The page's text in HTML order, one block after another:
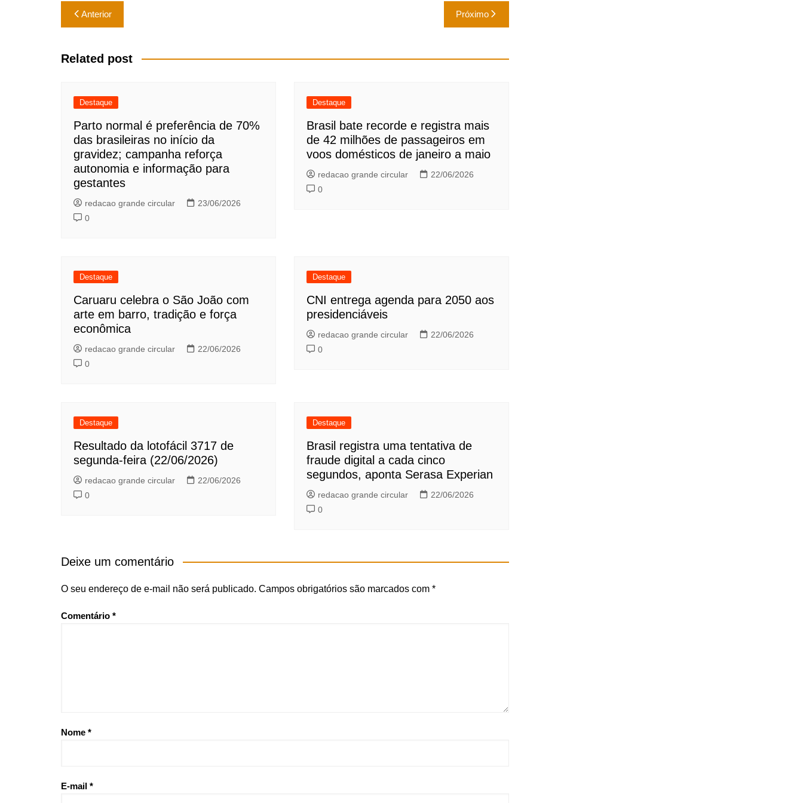
Navegação
de
Post
Anterior Próximo
Related post
Destaque
Parto normal é preferência de 70%
das brasileiras no início da
gravidez; campanha reforça
autonomia e informação para
gestantes
redacao grande circular
23/06/2026
0
Destaque
Brasil bate recorde e registra mais
de 42 milhões de passageiros em
voos domésticos de janeiro a maio
redacao grande circular
22/06/2026
0
Destaque
Caruaru celebra o São João com
arte em barro, tradição e força
econômica
redacao grande circular
22/06/2026
0
Destaque
CNI entrega agenda para 2050 aos
presidenciáveis
redacao grande circular
22/06/2026
0
Destaque
Resultado da lotofácil 3717 de
segunda-feira (22/06/2026)
redacao grande circular
22/06/2026
0
Destaque
Brasil registra uma tentativa de
fraude digital a cada cinco
segundos, aponta Serasa Experian
redacao grande circular
22/06/2026
0
Deixe um comentário
O seu endereço de e-mail não será publicado. Campos obrigatórios são marcados com *
Comentário *
Nome *
E-mail *